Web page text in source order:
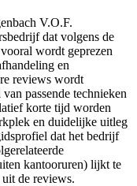
V.O.F.
dat volgens de
wordt geprezen
en
reviews wordt
passende technieken
korte tijd worden
en duidelijke uitleg
dat het bedrijf
kantooruren) lijkt te
de reviews.